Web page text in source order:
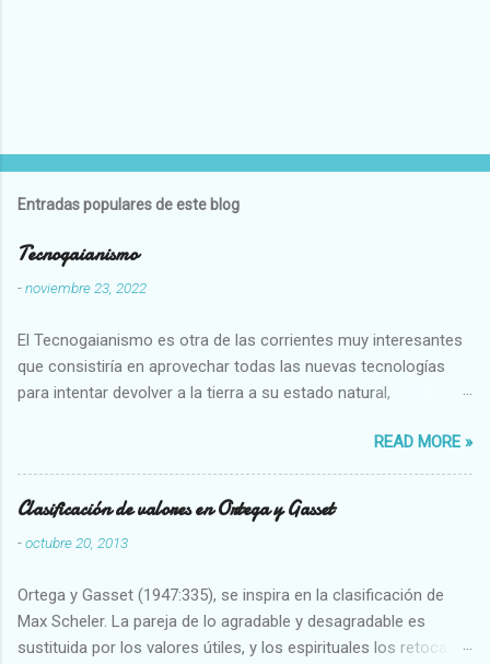
Entradas populares de este blog
Tecnogaianismo
-noviembre 23, 2022
El Tecnogaianismo es otra de las corrientes muy interesantes
que consistiría en aprovechar todas las nuevas tecnologías
para intentar devolver a la tierra a su estado natural,
READ MORE »
Clasificación de valores en Ortega y Gasset
-octubre 20, 2013
Ortega y Gasset (1947:335), se inspira en la clasificación de
Max Scheler. La pareja de lo agradable y desagradable es
sustituida por los valores útiles, y los espirituales los retoca.